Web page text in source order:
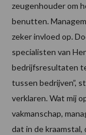
zeugenhouder om
benutten.
zeker invloed op.
specialisten van
bedrijfsresultaten
tussen bedrijven”,
verklaren. Wat mij
vakmanschap,
dat in de kraamstal,